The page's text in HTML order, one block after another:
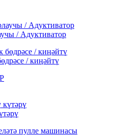
/ Адуктиватор
/ киңәйтү